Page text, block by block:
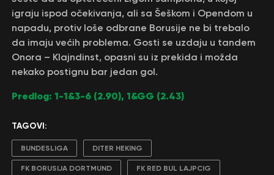
igraju ispod očekivanja, ali sa Šeškom i Opendom u
napadu, protiv loše odbrane Borusije ne bi trebalo
da imaju većih problema. Gosti se uzdaju u tandem
Onora – Klajndinst, opasni su iz prekida i možda
nekako postignu bar jedan gol.
Predlog: 1-1&3-6 (2.90), 1&GG (2.43)
TAGOVI:
BUNDESLIGA DITER HEKING
FK BORUSIJA DORTMUND FK RED BUL LAJPCIG